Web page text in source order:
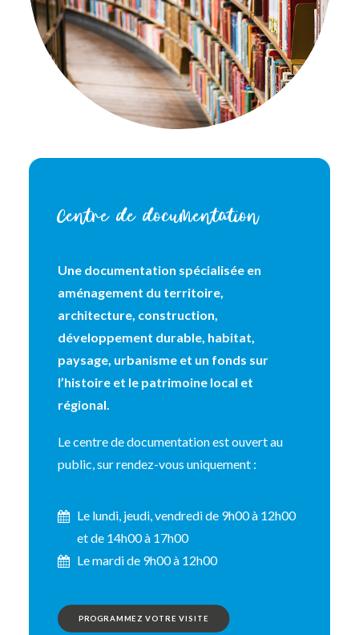
Centre de documentation
Une documentation spécialisée en
aménagement du territoire,
architecture, construction,
développement durable, habitat,
paysage, urbanisme et un fonds sur
l’histoire et le patrimoine local et
régional.
Le centre de documentation est ouvert au
public, sur rendez-vous uniquement :
Le lundi, jeudi, vendredi de 9h00 à 12h00
et de 14h00 à 17h00
Le mardi de 9h00 à 12h00
PROGRAMMEZ VOTRE VISITE